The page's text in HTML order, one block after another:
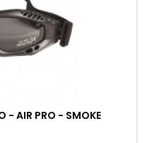
- AIR PRO - SMOKE